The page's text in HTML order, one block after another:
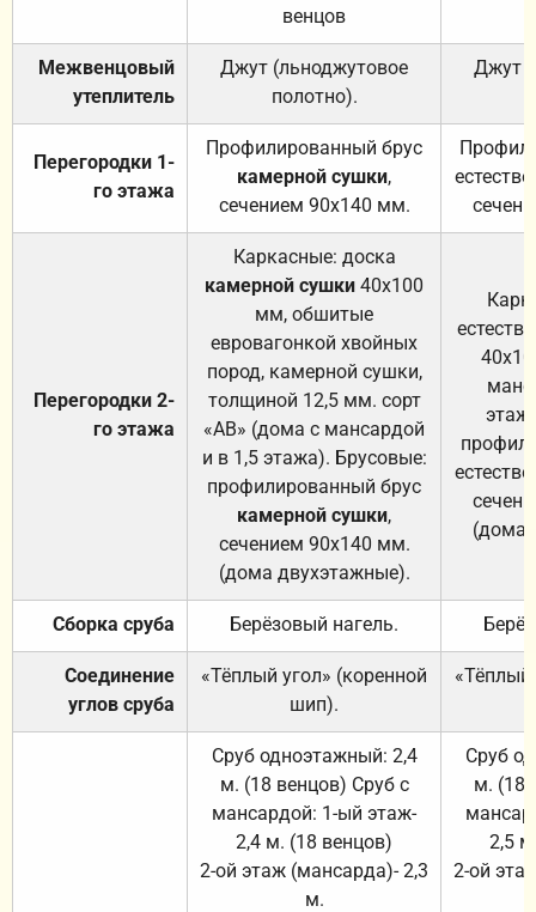
венцов
Межвенцовый
утеплитель
Джут (льноджутовое
полотно).
Джут
Перегородки 1-
го этажа
Профилированный брус
камерной сушки,
сечением 90х140 мм.
Перегородки 2-
го этажа
Каркасные: доска
камерной сушки 40х100
мм, обшитые
евровагонкой хвойных
пород, камерной сушки,
толщиной 12,5 мм. сорт
«АВ» (дома с мансардой
и в 1,5 этажа). Брусовые:
профилированный брус
камерной сушки,
сечением 90х140 мм.
(дома двухэтажные).
(дома
Сборка сруба Берёзовый нагель.
Соединение
углов сруба
«Тёплый угол» (коренной
шип).
«Тёплый
Сруб одноэтажный: 2,4
м. (18 венцов) Сруб с
мансардой: 1-ый этаж-
2,4 м. (18 венцов)
2-ой этаж (мансарда)- 2,3
м.
Сруб
м. (18
2,5
2-ой